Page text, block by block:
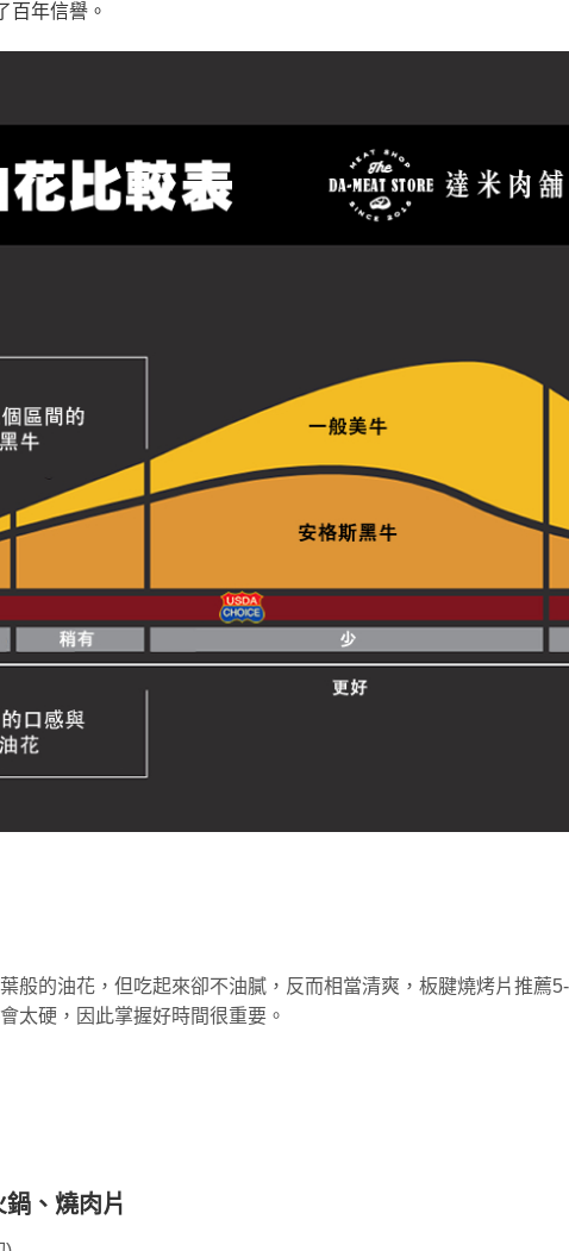
百年信譽。
般的油花，但吃起來卻不油膩，反而相當清爽，板腱燒烤片推薦
太硬，因此掌握好時間很重要。
、燒肉片